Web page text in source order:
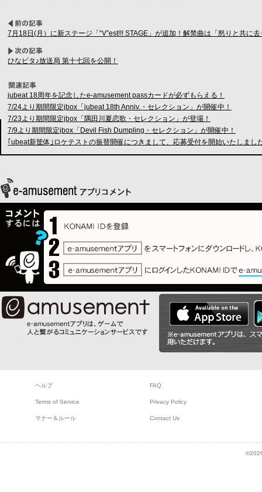
7月18日(月）に新ステージ「“V”est!!! STAGE」が追加！解禁曲は「怒りと共に
ひなビタ♪放送局 第十七回を公開！
jubeat 18周年を記念したe-amusement passカードが必ずもらえる！
7/24より期間限定jbox「jubeat 18th Anniv.・セレクション」が開催中！
7/23より期間限定jbox「隅田川夏恋歌・セレクション」が登場！
7/9より期間限定jbox「Devil Fish Dumpling・セレクション」が開催中！
｢ubeat新筐体｣ロケテストの振替開催につきまして、応募受付を開始いたしまし
ヘルプ FAQ
Terms of Service Privacy Policy
マナー＆ルール Contact Us